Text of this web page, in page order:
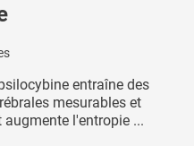
entraîne des
mesurables et
l'entropie ...